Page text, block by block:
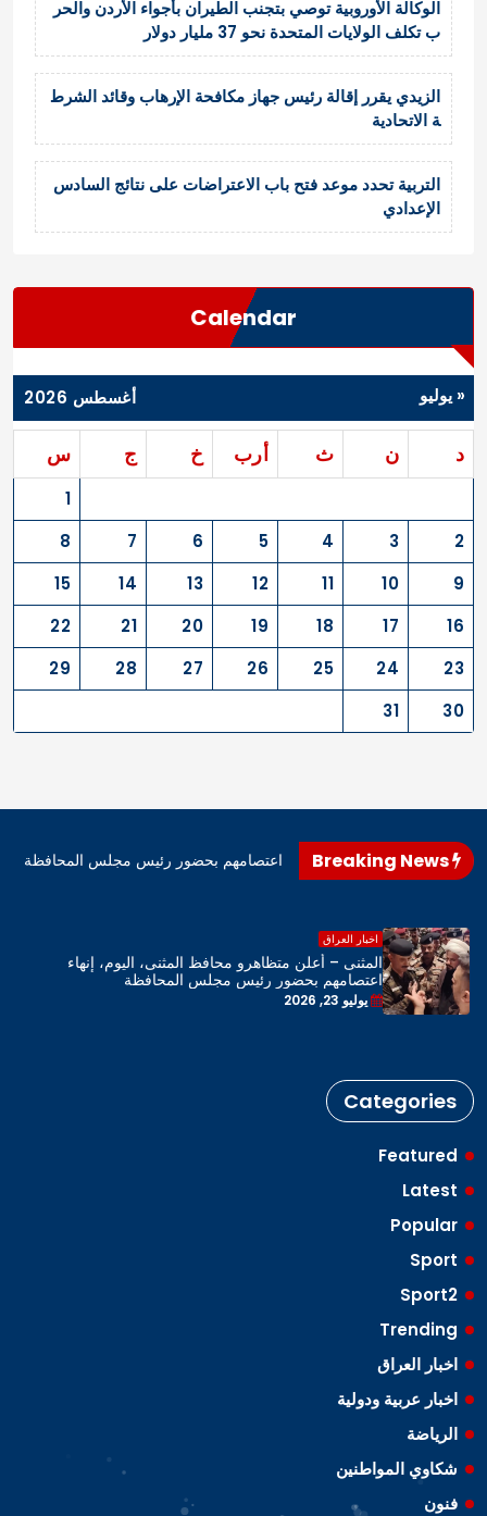
الوكالة الأوروبية توصي بتجنب الطيران بأجواء الأردن والحر
ب تكلف الولايات المتحدة نحو 37 مليار دولار
الزيدي يقرر إقالة رئيس جهاز مكافحة الإرهاب وقائد الشرط
ة الاتحادية
التربية تحدد موعد فتح باب الاعتراضات على نتائج السادس
الإعدادي
Calendar
أغسطس 2026
د ن ث أرب خ ج س
1
2
3
4
5
6
7
8
9
10
11
12
13
14
15
16
17
18
19
20
21
22
23
24
25
26
27
28
29
30
31
« يوليو
محافظ المثنى، اليوم، إنهاء اعتصامهم بحضور رئيس مجلس المحافظة
اخبار العراق
المثنى – أعلن متظاهرو محافظ المثنى، اليوم، إنهاء
اعتصامهم بحضور رئيس مجلس المحافظة
يوليو 23, 2026
Categories
Featured
Latest
Popular
Sport
Sport2
Trending
اخبار العراق
اخبار عربية ودولية
الرياضة
شكاوي المواطنين
فنون